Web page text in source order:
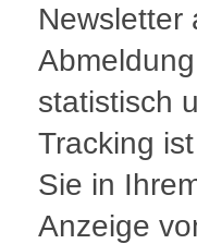
Newsletter
statistisch
Tracking
Sie in
Anzeige